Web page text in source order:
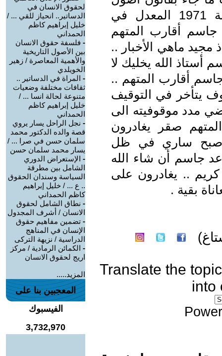
المحاكمات الجزائية رقم (23) لسنة 1971 المعدل في
ج). جاسم أقارب المتهم
ماهي الأخبار ..
الله يخليك لا
أقارب المتهم ..
يتأخر في التوقيف
مدد موقوفيته الى
صقر يغادرون
أصبح ساري في ظل
جاسم أن شاء الله
كريم .. يغادرون على
بقية .
Translate the topic
into
لحقوق الانسان في
الدساتير.. انحياز للقي ... /
خليل إبراهيم كاظم
الحمداني
- فلسفة حقوق الانسان
بين الأصول التاريخية
والأهمية المعاصرة / زهير
الخويلدي
- المراة في الدساتير ..
ثقافات مختلفة وضعيات
متنوعة لحالة انسا ... /
خليل إبراهيم كاظم
الحمداني
- نجل الراحل يسار يروي
قصة والده الدكتور محمد
سلمان حسن في صرا ... /
يسار محمد سلمان حسن
- الإستعراض الدوري
الشامل بين مطرقة
السياسة وسندان الحقوق
.. ع ... / خليل إبراهيم
كاظم الحمداني
- نطاق الشامل لحقوق
الانسان / أشرف المجدول
- تضمين مفاهيم حقوق
الإنسان في المناهج
الدراسية / نزيهة التركى
- الكمائن الرمادية / مركز
اريج لحقوق الانسان
المزيد.....
المعجبين بنا على
الفيسبوك
3,732,970